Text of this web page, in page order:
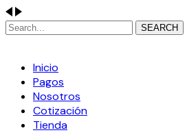
SEARCH
Inicio
Pagos
Nosotros
Cotización
Tienda